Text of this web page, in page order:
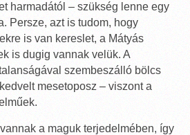
harmadától – szükség lenne egy
Persze, azt is tudom, hogy
is van kereslet, a Mátyás
is dugig vannak velük. A
szembeszálló bölcs
mesetoposz – viszont a
a maguk terjedelmében, így